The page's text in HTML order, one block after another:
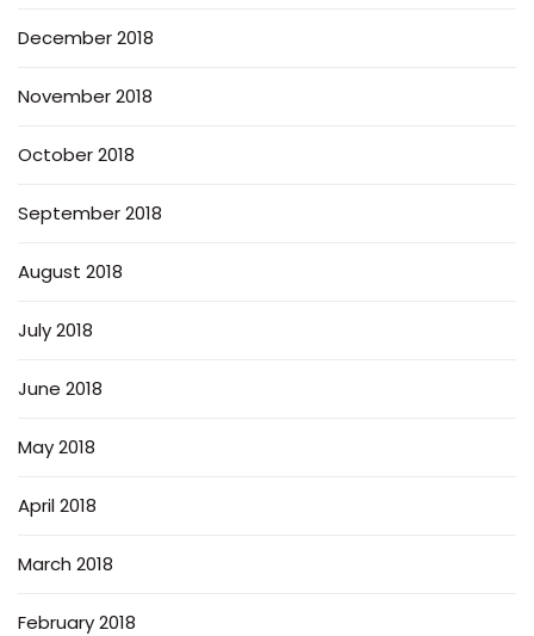
December 2018
November 2018
October 2018
September 2018
August 2018
July 2018
June 2018
May 2018
April 2018
March 2018
February 2018